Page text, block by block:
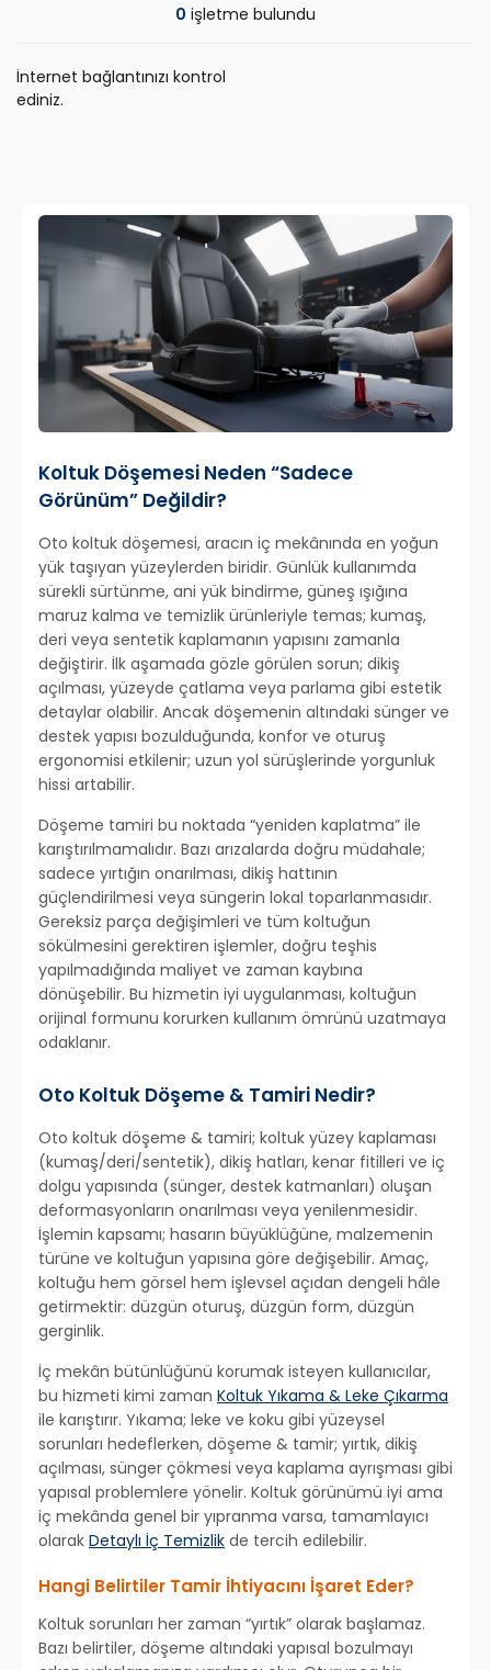
0 işletme bulundu
İnternet bağlantınızı kontrol
ediniz.
Koltuk Döşemesi Neden “Sadece
Görünüm” Değildir?
Oto koltuk döşemesi, aracın iç mekânında en yoğun
yük taşıyan yüzeylerden biridir. Günlük kullanımda
sürekli sürtünme, ani yük bindirme, güneş ışığına
maruz kalma ve temizlik ürünleriyle temas; kumaş,
deri veya sentetik kaplamanın yapısını zamanla
değiştirir. İlk aşamada gözle görülen sorun; dikiş
açılması, yüzeyde çatlama veya parlama gibi estetik
detaylar olabilir. Ancak döşemenin altındaki sünger ve
destek yapısı bozulduğunda, konfor ve oturuş
ergonomisi etkilenir; uzun yol sürüşlerinde yorgunluk
hissi artabilir.
Döşeme tamiri bu noktada “yeniden kaplatma” ile
karıştırılmamalıdır. Bazı arızalarda doğru müdahale;
sadece yırtığın onarılması, dikiş hattının
güçlendirilmesi veya süngerin lokal toparlanmasıdır.
Gereksiz parça değişimleri ve tüm koltuğun
sökülmesini gerektiren işlemler, doğru teşhis
yapılmadığında maliyet ve zaman kaybına
dönüşebilir. Bu hizmetin iyi uygulanması, koltuğun
orijinal formunu korurken kullanım ömrünü uzatmaya
odaklanır.
Oto Koltuk Döşeme & Tamiri Nedir?
Oto koltuk döşeme & tamiri; koltuk yüzey kaplaması
(kumaş/deri/sentetik), dikiş hatları, kenar fitilleri ve iç
dolgu yapısında (sünger, destek katmanları) oluşan
deformasyonların onarılması veya yenilenmesidir.
İşlemin kapsamı; hasarın büyüklüğüne, malzemenin
türüne ve koltuğun yapısına göre değişebilir. Amaç,
koltuğu hem görsel hem işlevsel açıdan dengeli hâle
getirmektir: düzgün oturuş, düzgün form, düzgün
gerginlik.
İç mekân bütünlüğünü korumak isteyen kullanıcılar,
bu hizmeti kimi zaman Koltuk Yıkama & Leke Çıkarma
ile karıştırır. Yıkama; leke ve koku gibi yüzeysel
sorunları hedeflerken, döşeme & tamir; yırtık, dikiş
açılması, sünger çökmesi veya kaplama ayrışması gibi
yapısal problemlere yönelir. Koltuk görünümü iyi ama
iç mekânda genel bir yıpranma varsa, tamamlayıcı
olarak Detaylı İç Temizlik de tercih edilebilir.
Hangi Belirtiler Tamir İhtiyacını İşaret Eder?
Koltuk sorunları her zaman “yırtık” olarak başlamaz.
Bazı belirtiler, döşeme altındaki yapısal bozulmayı